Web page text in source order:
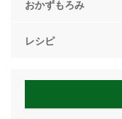
おかずもろみ
レシピ